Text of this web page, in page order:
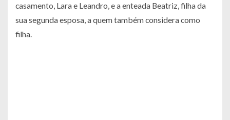
casamento, Lara e Leandro, e a enteada Beatriz, filha da
sua segunda esposa, a quem também considera como
filha.